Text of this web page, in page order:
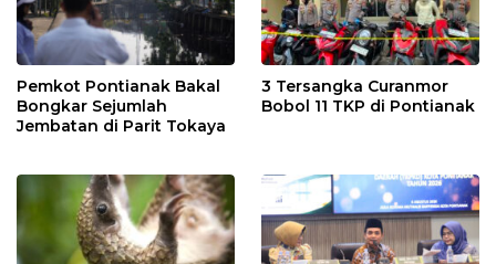
Pemkot Pontianak Bakal
Bongkar Sejumlah
Jembatan di Parit Tokaya
3 Tersangka Curanmor
Bobol 11 TKP di Pontianak